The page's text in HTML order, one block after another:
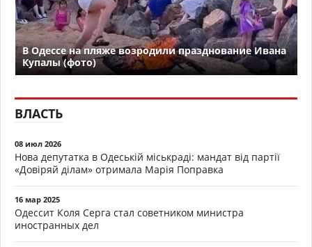
В Одессе на пляже возродили празднование Ивана
Купалы (фото)
ВЛАСТЬ
08 июл 2026
Нова депутатка в Одеській міськраді: мандат від партії
«Довіряй ділам» отримала Марія Поправка
16 мар 2025
Одессит Коля Серга стал советником министра
иностранных дел